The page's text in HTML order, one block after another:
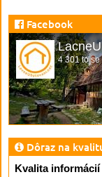
Facebook
4 301 to
Dôraz na
Kvalita